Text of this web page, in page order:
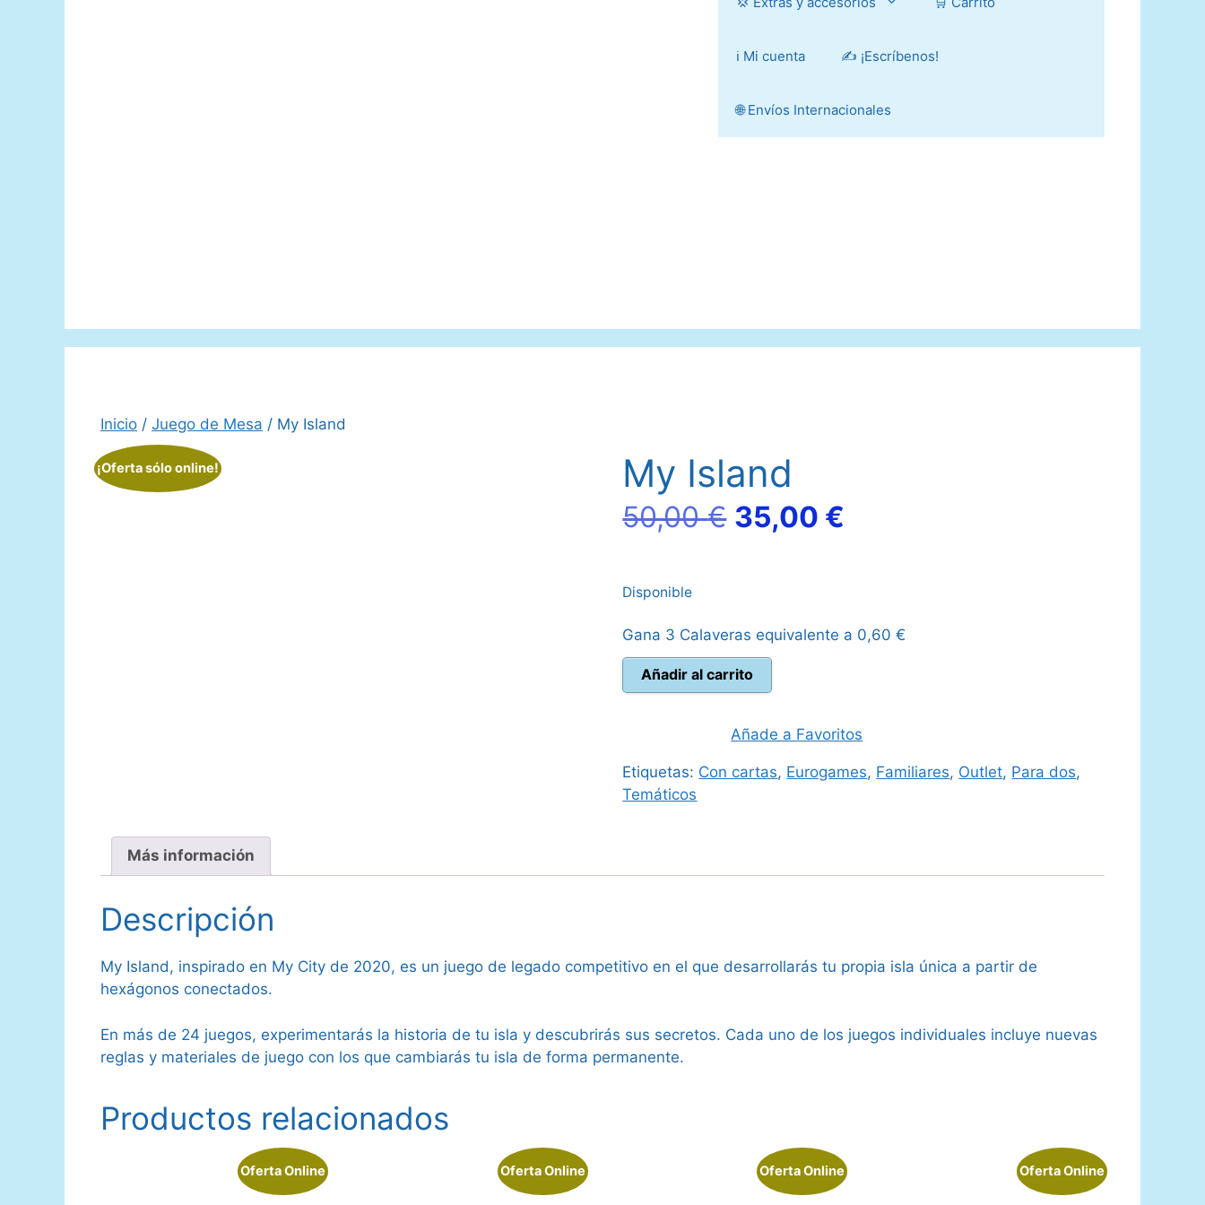
ℹ️ Mi cuenta ✍️ ¡Escríbenos!
🌐 Envíos Internacionales
Inicio / Juego de Mesa / My Island
¡Oferta sólo online! My Island
50,00€ El
era:
50,00 €.
35,00 €
es:
Disponible
Gana 3 Calaveras equivalente a 0,60€
My
Island
Añadir al carrito
Añade a Favoritos
Etiquetas: Con cartas, Eurogames, Familiares, Outlet, Para dos,
Temáticos
Más información
Descripción
My Island, inspirado en My City de 2020, es un juego de legado competitivo en el que desarrollarás tu propia isla única a partir de
hexágonos conectados.
En más de 24 juegos, experimentarás la historia de tu isla y descubrirás sus secretos. Cada uno de los juegos individuales incluye nuevas
reglas y materiales de juego con los que cambiarás tu isla de forma permanente.
Productos relacionados
Oferta Online Oferta Online Oferta Online Oferta Online